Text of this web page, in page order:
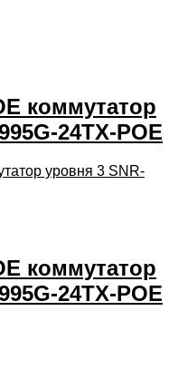
коммутатор
24TX-POE
коммутатор
24TX-POE